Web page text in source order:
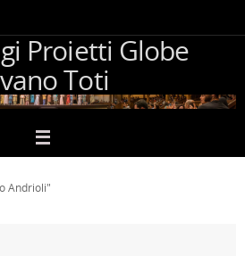
Proietti Globe
Toti
Andrioli"